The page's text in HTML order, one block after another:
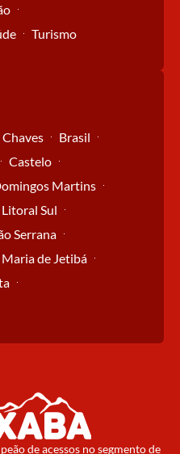
Turismo
Brasil
Castelo
Martins
Litoral Sul
Serrana
Maria de Jetibá
de acessos no segmento de